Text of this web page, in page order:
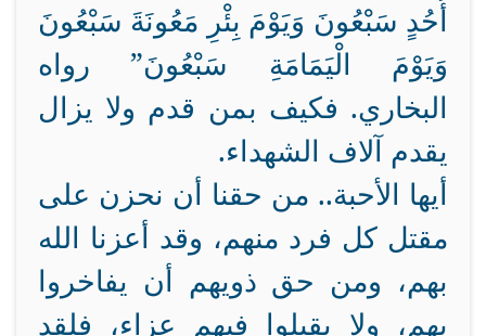
أُحُدٍ سَبْعُونَ وَيَوْمَ بِئْرِ مَعُونَةَ سَبْعُونَ
وَيَوْمَ الْيَمَامَةِ سَبْعُونَ” رواه
البخاري. فكيف بمن قدم ولا يزال
يقدم آلاف الشهداء.
أيها الأحبة.. من حقنا أن نحزن على
مقتل كل فرد منهم، وقد أعزنا الله
بهم، ومن حق ذويهم أن يفاخروا
بهم، ولا يقبلوا فيهم عزاء، فلقد